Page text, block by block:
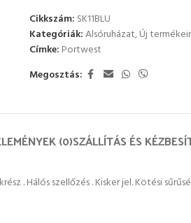
Cikkszám: SK11BLU
Kategóriák:Alsóruházat,Új
Címke: Portwest
Megosztás:
(0)SZÁLLÍTÁS ÉS
. Hálós szellőzés . Kisker jel. Kötési